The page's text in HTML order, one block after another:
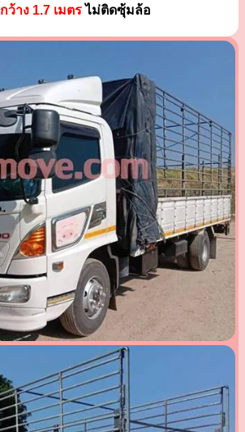
กว้าง 1.7 เมตรไม่ติดซุ้มล้อ